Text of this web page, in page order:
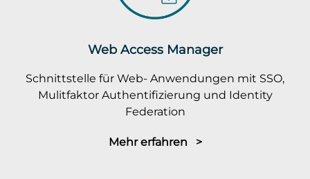
Web Access Manager
Schnittstelle für Web- Anwendungen mit SSO,
Mulitfaktor Authentifizierung und Identity
Federation
Mehr erfahren >